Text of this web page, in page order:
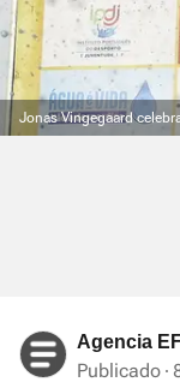
Jonas Vingegaard
Agencia
Publicado